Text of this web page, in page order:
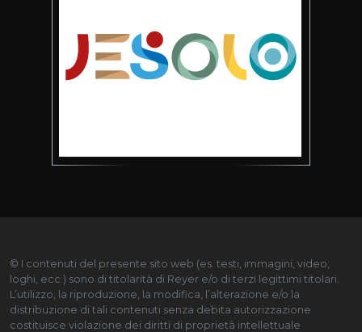
© I contenuti del presente sito web (es. testi, immagini, video,
loghi, ecc.) sono di titolarità di Reyer e/o di terzi legittimi titolari.
L’utilizzo, la riproduzione, la modifica, l’alterazione e/o la
distribuzione di tali contenuti senza debita autorizzazione
costituisce violazione dei diritti di proprietà intellettuale